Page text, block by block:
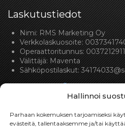
Hallinnoi
Parhaan kokemuksen tarjoamiseksi
evästeitä, tallentaaksemme ja/tai
Laskutustiedot
Nimi: RMS Marketing Oy
Verkkolaskuosoite:
Operaattoritunnus:
Välittäjä: Maventa
Sähköpostilaskut: